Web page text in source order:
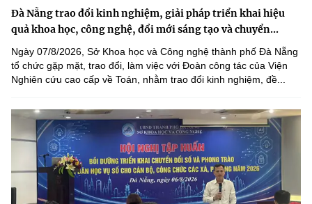
Đà Nẵng trao đổi kinh nghiệm, giải pháp triển khai hiệu
quả khoa học, công nghệ, đổi mới sáng tạo và chuyển...
Ngày 07/8/2026, Sở Khoa học và Công nghệ thành phố Đà Nẵng
tổ chức gặp mặt, trao đổi, làm việc với Đoàn công tác của Viện
Nghiên cứu cao cấp về Toán, nhằm trao đổi kinh nghiệm, đề...